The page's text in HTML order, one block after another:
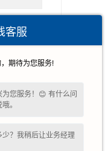
2026-07-16
2026-05-15
客服
期待为您服务!
您服务！😊 有什么问
。
少？我稍后让业务经理